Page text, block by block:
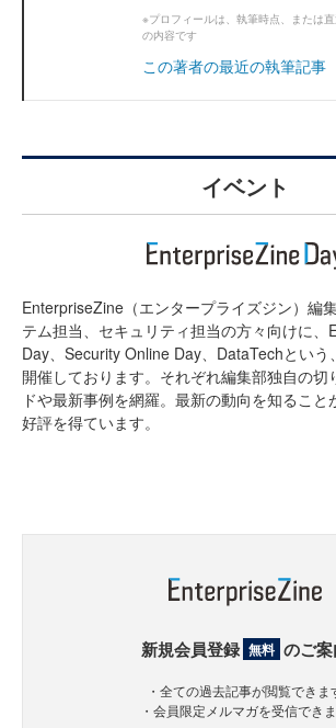
※プロフィールは、執筆時点、または
の内容です
この著者の最近の執筆記事
イベント
EnterpriseZine（エンタープライズジン）編
テム担当、セキュリティ担当の方々向けに
Day、Security Online Day、DataTechという
開催しております。それぞれ編集部独自の切
ドや最新事例を網羅。最新の動向を知ること
好評を得ています。
新規会員登録 無料 のご
・全ての過去記事が閲覧できま
・会員限定メルマガを受信でき